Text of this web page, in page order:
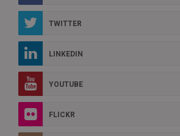
TWITTER
LINKEDIN
YOUTUBE
FLICKR